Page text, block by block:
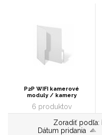
P2P WIFI kamerové
moduly / kamery
6 produktov
Zoradiť podľa:
Dátum pridania